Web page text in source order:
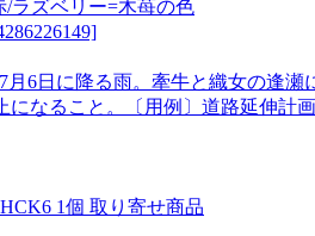
/ラズベリー=木苺の色
6日に降る雨。牽牛と織女の逢瀬
なること。〔用例〕道路延伸計
1個 取り寄せ商品